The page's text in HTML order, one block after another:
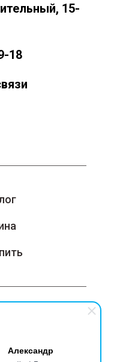
Александр
оплата
15-
18